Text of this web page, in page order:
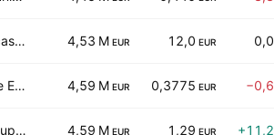
Locasystem International SA 4,53 M EUR 12,0 EUR
One Experience 4,59 M EUR 0,3775 EUR
Groupe JAJ 4,59 M EUR 1,29 EUR